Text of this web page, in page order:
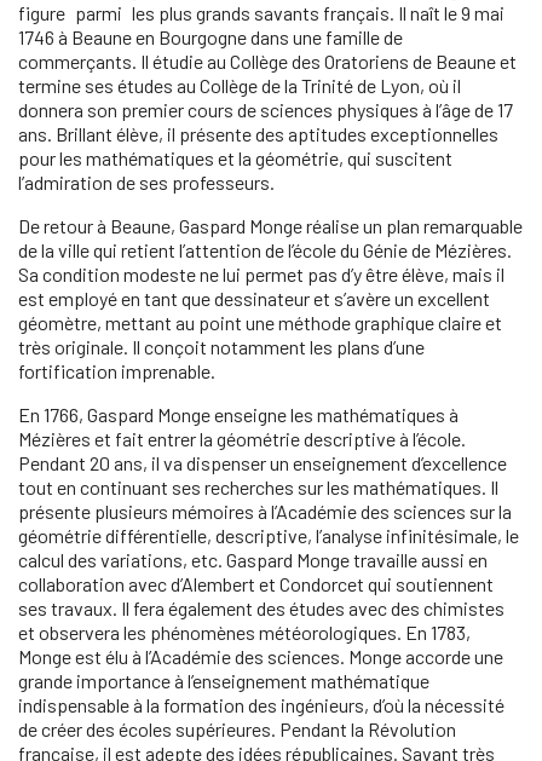
figure parmi les plus grands savants français. Il naît le 9 mai
1746 à Beaune en Bourgogne dans une famille de
commerçants. Il étudie au Collège des Oratoriens de Beaune et
termine ses études au Collège de la Trinité de Lyon, où il
donnera son premier cours de sciences physiques à l’âge de 17
ans. Brillant élève, il présente des aptitudes exceptionnelles
pour les mathématiques et la géométrie, qui suscitent
l’admiration de ses professeurs.
De retour à Beaune, Gaspard Monge réalise un plan remarquable
de la ville qui retient l’attention de l’école du Génie de Mézières.
Sa condition modeste ne lui permet pas d’y être élève, mais il
est employé en tant que dessinateur et s’avère un excellent
géomètre, mettant au point une méthode graphique claire et
très originale. Il conçoit notamment les plans d’une
fortification imprenable.
En 1766, Gaspard Monge enseigne les mathématiques à
Mézières et fait entrer la géométrie descriptive à l’école.
Pendant 20 ans, il va dispenser un enseignement d’excellence
tout en continuant ses recherches sur les mathématiques. Il
présente plusieurs mémoires à l’Académie des sciences sur la
géométrie différentielle, descriptive, l’analyse infinitésimale, le
calcul des variations, etc. Gaspard Monge travaille aussi en
collaboration avec d’Alembert et Condorcet qui soutiennent
ses travaux. Il fera également des études avec des chimistes
et observera les phénomènes météorologiques. En 1783,
Monge est élu à l’Académie des sciences. Monge accorde une
grande importance à l’enseignement mathématique
indispensable à la formation des ingénieurs, d’où la nécessité
de créer des écoles supérieures. Pendant la Révolution
française, il est adepte des idées républicaines. Savant très